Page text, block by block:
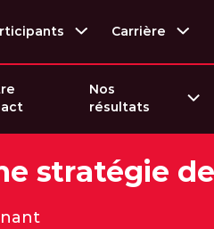
Carrière
Nos
résultats
stratégie